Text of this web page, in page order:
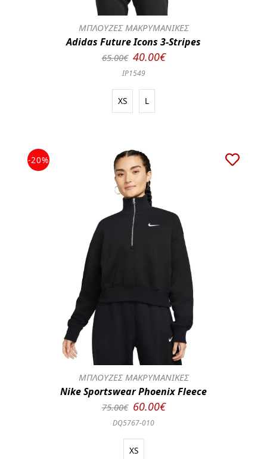
ΜΠΛΟΥΖΕΣ ΜΑΚΡΥΜΑΝΙΚΕΣ
Adidas Future Icons 3-Stripes
65.00€ 40.00€
IP1549
XS L
-20%
ΜΠΛΟΥΖΕΣ ΜΑΚΡΥΜΑΝΙΚΕΣ
Nike Sportswear Phoenix Fleece
75.00€ 60.00€
DQ5767-010
XS